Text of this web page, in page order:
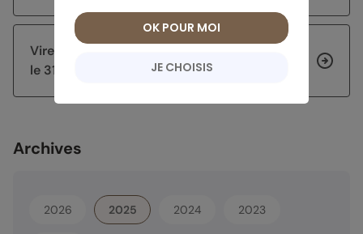
Virement DGFiP : pourquoi certains arrivent
le 31 juillet
Archives
2026 2025 2024 2023
JE CHOISIS
OK POUR MOI